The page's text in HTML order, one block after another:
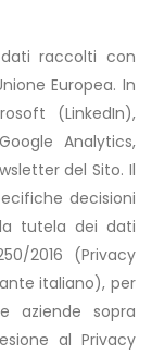
raccolti con
Europea. In
(LinkedIn),
Analytics,
del Sito. Il
decisioni
tutela dei dati
2016 (Privacy
italiano), per
aziende sopra
al Privacy